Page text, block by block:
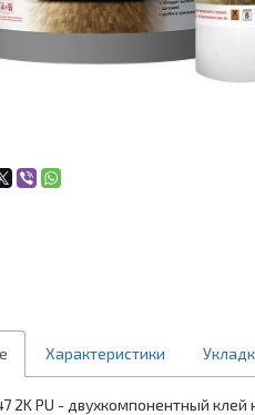
Характеристики
2K PU - двухкомпонентный